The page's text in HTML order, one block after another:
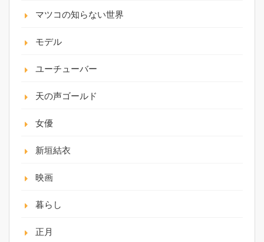
マツコの知らない世界
モデル
ユーチューバー
天の声ゴールド
女優
新垣結衣
映画
暮らし
正月